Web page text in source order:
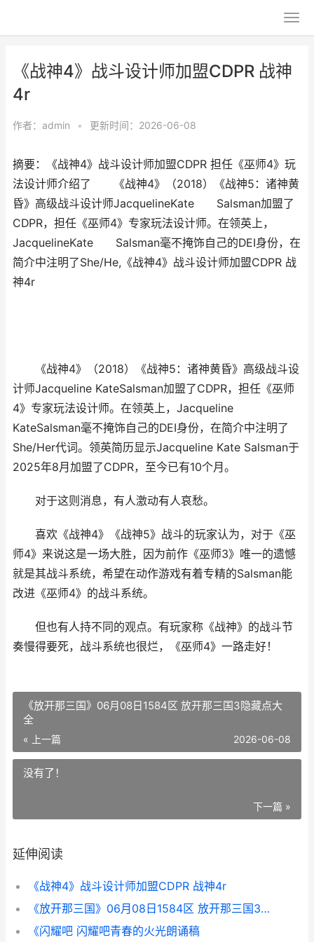
《战神4》战斗设计师加盟CDPR 战神
4r
作者： admin • 更新时间：2026-06-08
摘要：《战神4》战斗设计师加盟CDPR 担任《巫师4》玩
法设计师介绍了 《战神4》（2018）《战神5：诸神黄
昏》高级战斗设计师JacquelineKate Salsman加盟了
CDPR，担任《巫师4》专家玩法设计师。在领英上，
JacquelineKate Salsman毫不掩饰自己的DEI身份，在
简介中注明了She/He,《战神4》战斗设计师加盟CDPR 战
神4r
《战神4》（2018）《战神5：诸神黄昏》高级战斗设
计师Jacqueline KateSalsman加盟了CDPR，担任《巫师
4》专家玩法设计师。在领英上，Jacqueline
KateSalsman毫不掩饰自己的DEI身份，在简介中注明了
She/Her代词。领英简历显示Jacqueline Kate Salsman于
2025年8月加盟了CDPR，至今已有10个月。
对于这则消息，有人激动有人哀愁。
喜欢《战神4》《战神5》战斗的玩家认为，对于《巫
师4》来说这是一场大胜，因为前作《巫师3》唯一的遗憾
就是其战斗系统，希望在动作游戏有着专精的Salsman能
改进《巫师4》的战斗系统。
但也有人持不同的观点。有玩家称《战神》的战斗节
奏慢得要死，战斗系统也很烂，《巫师4》一路走好！
《放开那三国》06月08日1584区 放开那三国3隐藏点大
全
« 上一篇 2026-06-08
没有了！
下一篇 »
延伸阅读
《战神4》战斗设计师加盟CDPR 战神4r
《放开那三国》06月08日1584区 放开那三国3隐藏点大全
《闪耀吧 闪耀吧青春的火光朗诵稿